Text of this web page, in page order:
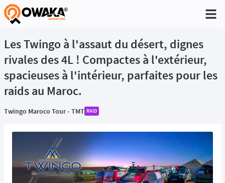
®
Les Twingo à l'assaut du désert, dignes
rivales des 4L ! Compactes à l'extérieur,
spacieuses à l'intérieur, parfaites pour les
raids au Maroc.
Twingo Maroco Tour - TMT RAID